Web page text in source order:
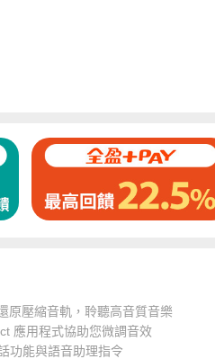
原壓縮音軌，聆聽高音質音樂
應用程式協助您微調音效
功能與語音助理指令